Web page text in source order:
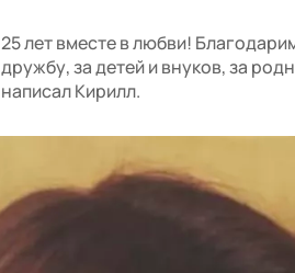
25 лет вместе в любви!
дружбу, за детей и внуков, за
написал Кирилл.